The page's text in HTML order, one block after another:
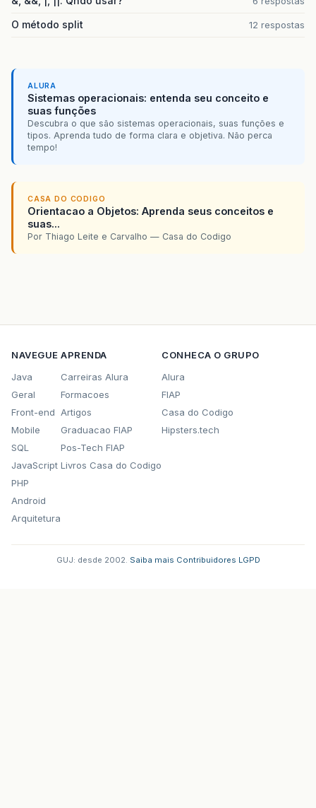
O método split 12 respostas
ALURA
Sistemas operacionais: entenda seu conceito e
suas funções
Descubra o que são sistemas operacionais, suas funções e
tipos. Aprenda tudo de forma clara e objetiva. Não perca
tempo!
CASA DO CODIGO
Orientacao a Objetos: Aprenda seus conceitos e
suas...
Por Thiago Leite e Carvalho — Casa do Codigo
NAVEGUE
Java
Geral
Front-end
Mobile
SQL
JavaScript
PHP
Android
Arquitetura
APRENDA
Carreiras Alura
Formacoes
Artigos
Graduacao FIAP
Pos-Tech FIAP
Livros Casa do Codigo
CONHECA O GRUPO
Alura
FIAP
Casa do Codigo
Hipsters.tech
GUJ: desde 2002. Saiba mais Contribuidores LGPD